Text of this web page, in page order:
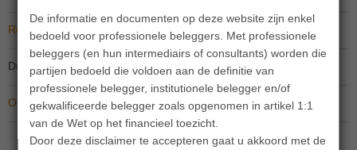
De informatie en documenten op deze website zijn enkel
bedoeld voor professionele beleggers. Met professionele
beleggers (en hun intermediairs of consultants) worden die
partijen bedoeld die voldoen aan de definitie van
professionele belegger, institutionele belegger en/of
gekwalificeerde belegger zoals opgenomen in artikel 1:1
van de Wet op het financieel toezicht.
Door deze disclaimer te accepteren gaat u akkoord met de
Rendement
Duurzaamheidsinformatie
Overige informatie